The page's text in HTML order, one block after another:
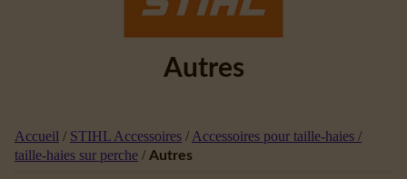
Autres
Accueil / STIHL Accessoires / Accessoires pour taille-haies /
taille-haies sur perche / Autres